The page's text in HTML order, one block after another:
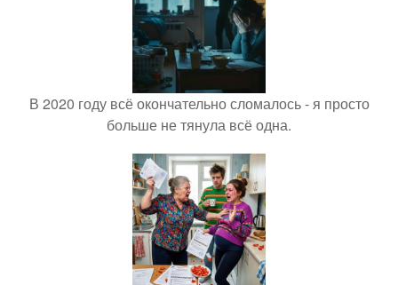
В 2020 году всё окончательно сломалось - я просто
больше не тянула всё одна.